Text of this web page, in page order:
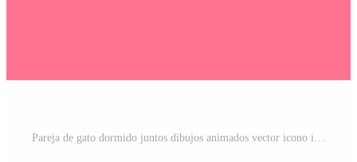
Pareja de gato dormido juntos dibujos animados vector icono ilustración. animal amor icono concepto aislado prima vector. plano dibujos animados estilo Vector Pro